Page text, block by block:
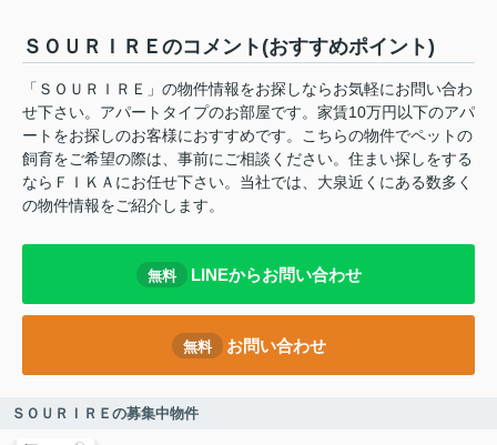
ＳＯＵＲＩＲＥのコメント(おすすめポイント)
「ＳＯＵＲＩＲＥ」の物件情報をお探しならお気軽にお問い合わ
せ下さい。アパートタイプのお部屋です。家賃10万円以下のアパ
ートをお探しのお客様におすすめです。こちらの物件でペットの
飼育をご希望の際は、事前にご相談ください。住まい探しをする
ならＦＩＫＡにお任せ下さい。当社では、大泉近くにある数多く
の物件情報をご紹介します。
無料 LINEからお問い合わせ
無料 お問い合わせ
ＳＯＵＲＩＲＥの募集中物件